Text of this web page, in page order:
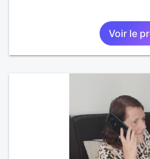
Voir le